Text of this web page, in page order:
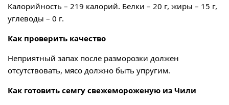
Калорийность – 219 калорий. Белки – 20 г, жиры – 15 г,
углеводы – 0 г.
Как проверить качество
Неприятный запах после разморозки должен
отсутствовать, мясо должно быть упругим.
Как готовить семгу свежемороженую из Чили